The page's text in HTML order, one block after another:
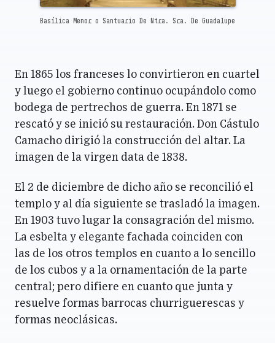
Basílica Menor o Santuario De Ntra. Sra. De Guadalupe
En 1865 los franceses lo convirtieron en cuartel
y luego el gobierno continuo ocupándolo como
bodega de pertrechos de guerra. En 1871 se
rescató y se inició su restauración. Don Cástulo
Camacho dirigió la construcción del altar. La
imagen de la virgen data de 1838.
El 2 de diciembre de dicho año se reconcilió el
templo y al día siguiente se trasladó la imagen.
En 1903 tuvo lugar la consagración del mismo.
La esbelta y elegante fachada coinciden con
las de los otros templos en cuanto a lo sencillo
de los cubos y a la ornamentación de la parte
central; pero difiere en cuanto que junta y
resuelve formas barrocas churriguerescas y
formas neoclásicas.